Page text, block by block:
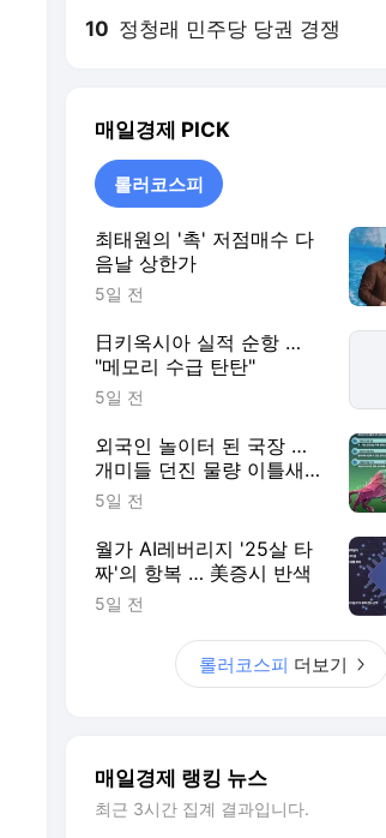
10 정청래 민주당 당권 경쟁
매일경제 PICK
롤러코스피
최태원의 '촉' 저점매수 다
음날 상한가
5일 전
日키옥시아 실적 순항 …
"메모리 수급 탄탄"
5일 전
외국인 놀이터 된 국장 …
개미들 던진 물량 이틀새
8.5조 쓸어담아
5일 전
월가 AI레버리지 '25살 타
짜'의 항복 … 美증시 반색
5일 전
롤러코스피 더보기
매일경제 랭킹 뉴스
최근 3시간 집계 결과입니다.